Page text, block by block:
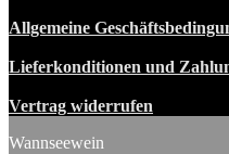
Allgemeine
Lieferkonditionen und
Vertrag widerrufen
Wannseewein